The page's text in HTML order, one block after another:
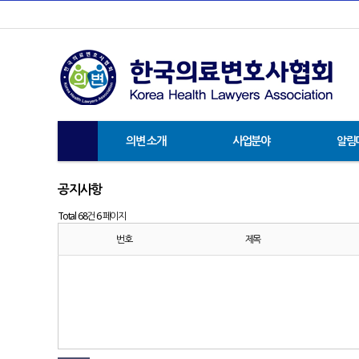
의변 소개 사업분야 알림
공지사항
Total 68건6 페이지
번호
제목